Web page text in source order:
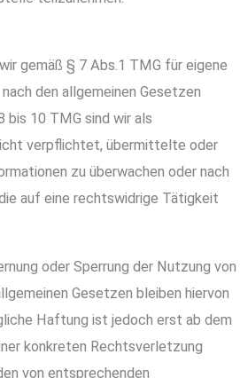
gemäß § 7 Abs.1 TMG für eigene
den allgemeinen Gesetzen
10 TMG sind wir als
verpflichtet, übermittelte oder
zu überwachen oder nach
auf eine rechtswidrige Tätigkeit
oder Sperrung der Nutzung von
Gesetzen bleiben hiervon
Haftung ist jedoch erst ab dem
konkreten Rechtsverletzung
von entsprechenden